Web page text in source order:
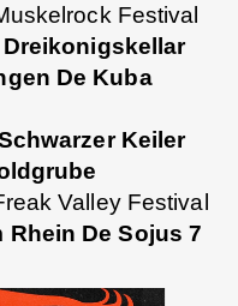
Festival
De Kuba
Keiler
Valley Festival
Rhein De Sojus 7